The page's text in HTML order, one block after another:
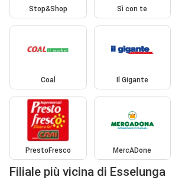
Stop&Shop Sì con te
Coal Il Gigante
PrestoFresco MercADone
Filiale più vicina di Esselunga